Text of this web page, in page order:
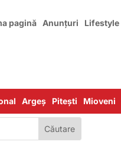
pagină Anunțuri Lifestyle
Argeș Pitești Mioveni